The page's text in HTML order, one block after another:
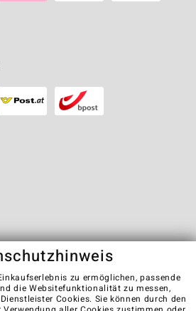
Cookies
Impressum
zu ermöglichen, passende
die Websitefunktionalität zu messen,
Cookies. Sie können durch den